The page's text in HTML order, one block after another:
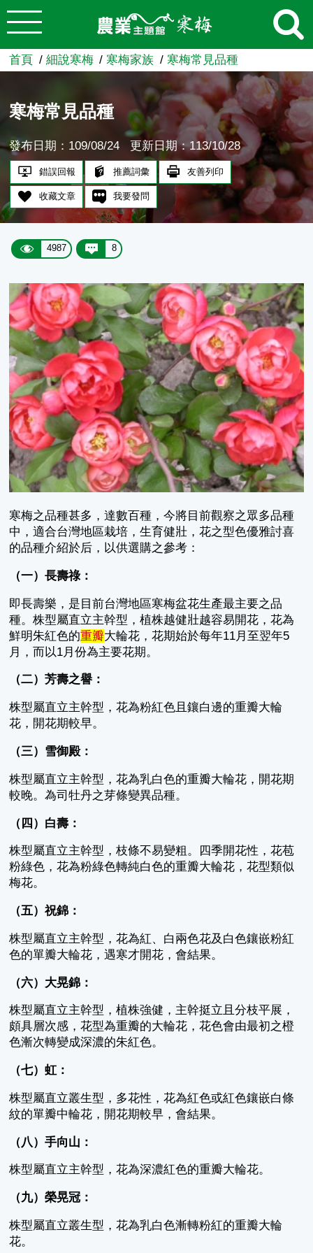
跳到主要內容
農業知識入口網
首頁 細說寒梅 寒梅家族 寒梅常見品種
寒梅常見品種
發布日期：109/08/24 更新日期：113/10/28
錯誤回報 推薦詞彙 友善列印
收藏文章 我要發問
4987 8
寒梅之品種甚多，達數百種，今將目前觀察之眾多品種
中，適合台灣地區栽培，生育健壯，花之型色優雅討喜
的品種介紹於后，以供選購之參考：
（一）長壽祿：
即長壽樂，是目前台灣地區寒梅盆花生產最主要之品
種。株型屬直立主幹型，植株越健壯越容易開花，花為
鮮明朱紅色的重瓣大輪花，花期始於每年11月至翌年5
月，而以1月份為主要花期。
（二）芳壽之譽：
株型屬直立主幹型，花為粉紅色且鑲白邊的重瓣大輪
花，開花期較早。
（三）雪御殿：
株型屬直立主幹型，花為乳白色的重瓣大輪花，開花期
較晚。為司牡丹之芽條變異品種。
（四）白壽：
株型屬直立主幹型，枝條不易變粗。四季開花性，花苞
粉綠色，花為粉綠色轉純白色的重瓣大輪花，花型類似
梅花。
（五）祝錦：
株型屬直立主幹型，花為紅、白兩色花及白色鑲嵌粉紅
色的單瓣大輪花，遇寒才開花，會結果。
（六）大晃錦：
株型屬直立主幹型，植株強健，主幹挺立且分枝平展，
頗具層次感，花型為重瓣的大輪花，花色會由最初之橙
色漸次轉變成深濃的朱紅色。
（七）虹：
株型屬直立叢生型，多花性，花為紅色或紅色鑲嵌白條
紋的單瓣中輪花，開花期較早，會結果。
（八）手向山：
株型屬直立主幹型，花為深濃紅色的重瓣大輪花。
（九）榮晃冠：
株型屬直立叢生型，花為乳白色漸轉粉紅的重瓣大輪
花。